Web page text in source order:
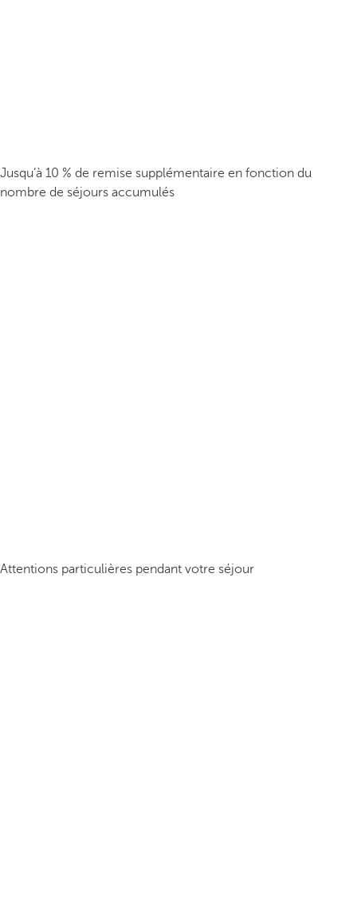
Jusqu’à 10 % de remise supplémentaire en fonction du
nombre de séjours accumulés
Attentions particulières pendant votre séjour